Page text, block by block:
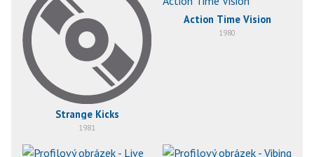
Strange Kicks
1981
Action Time Vision
1980